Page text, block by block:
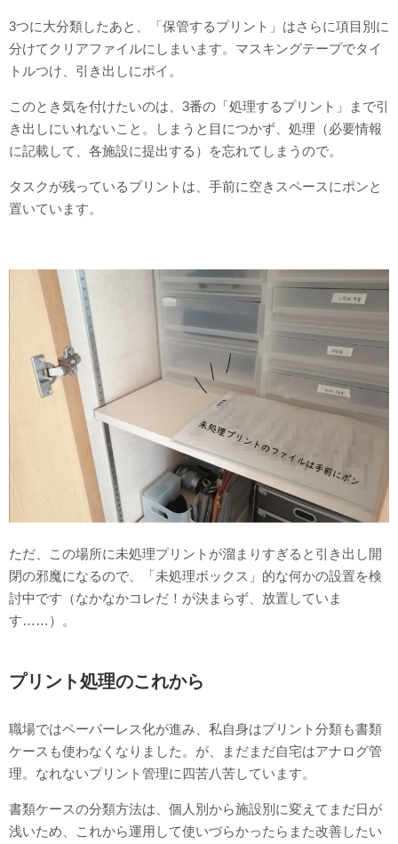
3つに大分類したあと、「保管するプリント」はさらに項目別に
分けてクリアファイルにしまいます。マスキングテープでタイ
トルつけ、引き出しにポイ。
このとき気を付けたいのは、3番の「処理するプリント」まで引
き出しにいれないこと。しまうと目につかず、処理（必要情報
に記載して、各施設に提出する）を忘れてしまうので。
タスクが残っているプリントは、手前に空きスペースにポンと
置いています。
ただ、この場所に未処理プリントが溜まりすぎると引き出し開
閉の邪魔になるので、「未処理ボックス」的な何かの設置を検
討中です（なかなかコレだ！が決まらず、放置していま
す……）。
プリント処理のこれから
職場ではペーパーレス化が進み、私自身はプリント分類も書類
ケースも使わなくなりました。が、まだまだ自宅はアナログ管
理。なれないプリント管理に四苦八苦しています。
書類ケースの分類方法は、個人別から施設別に変えてまだ日が
浅いため、これから運用して使いづらかったらまた改善したい